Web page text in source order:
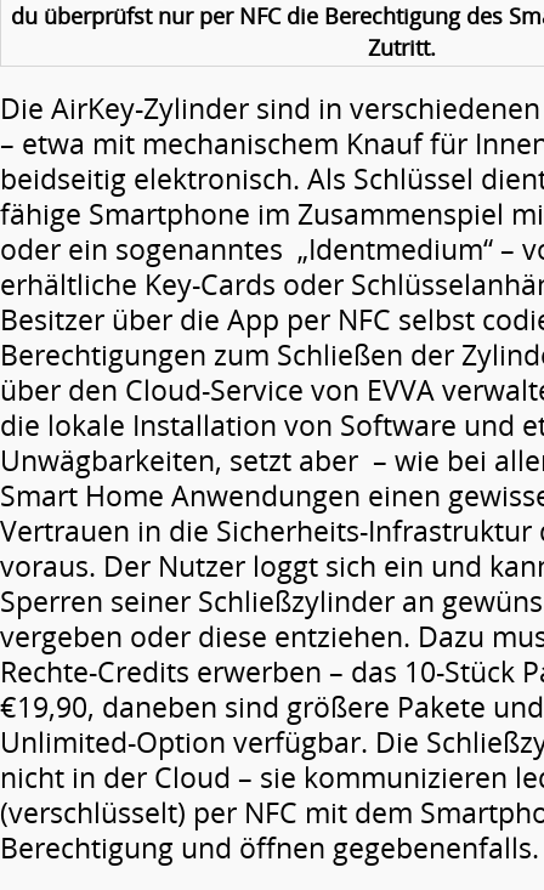
du überprüfst nur per NFC die Berechtigung des
Zutritt.
Die AirKey-Zylinder sind in
– etwa mit mechanischem Knauf für
beidseitig elektronisch. Als Schlüssel
fähige Smartphone im Zusammenspiel
oder ein sogenanntes „Identmedium“ –
erhältliche Key-Cards oder
Besitzer über die App per NFC selbst
Berechtigungen zum Schließen der
über den Cloud-Service von EVVA
die lokale Installation von Software und
Unwägbarkeiten, setzt aber – wie bei
Smart Home Anwendungen einen
Vertrauen in die Sicherheits-Infrastruktur
voraus. Der Nutzer loggt sich ein und
Sperren seiner Schließzylinder an
vergeben oder diese entziehen. Dazu
Rechte-Credits erwerben – das 10-Stück
€19,90, daneben sind größere Pakete
Unlimited-Option verfügbar. Die
nicht in der Cloud – sie kommunizieren
(verschlüsselt) per NFC mit dem
Berechtigung und öffnen gegebenenfalls.